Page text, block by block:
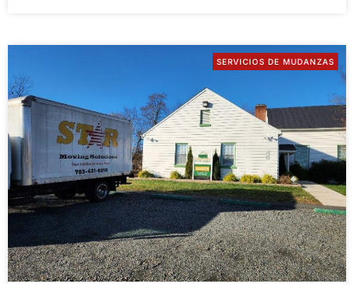
SERVICIOS DE MUDANZAS